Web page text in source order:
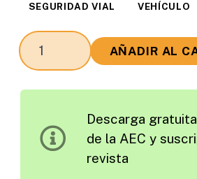
SEGURIDAD VIAL VEHÍCULO
Evaluación
Independiente
AÑADIR AL
Descarga
de la AEC y
revista